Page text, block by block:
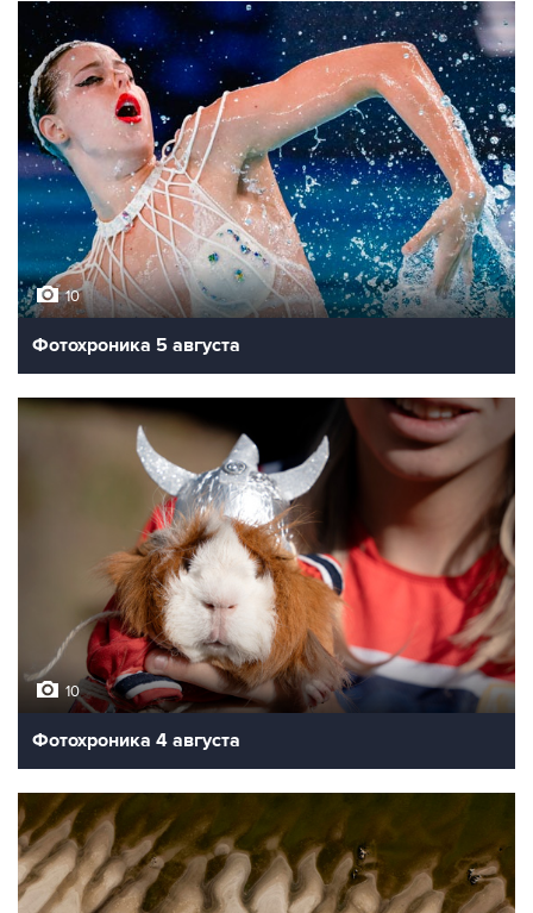
10
Фотохроника 5 августа
10
Фотохроника 4 августа